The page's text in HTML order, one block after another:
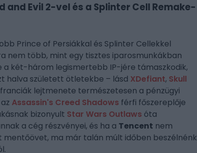
and Evil 2-vel és a Splinter Cell Remake-
Prince of Persiákkal és Splinter Cellekkel
nem több, mint egy tisztes iparosmunkákban
két-három legismertebb IP-jére támaszkodik,
halva született ötletekbe – lásd XDefiant, Skull
franciák lejtmenete természetesen a pénzügyi
Assassin's Creed Shadows férfi főszereplője
bizonyult Star Wars Outlaws óta
a cég részvényei, és ha a Tencent nem
ma már talán múlt időben beszélnénk